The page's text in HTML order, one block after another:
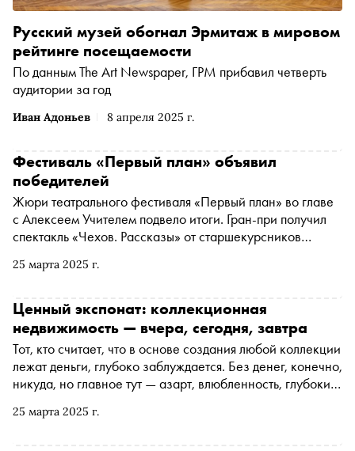
Иван Адоньев 8 апреля 2025 г.
Русский музей обогнал Эрмитаж в мировом
рейтинге посещаемости
По данным The Art Newspaper, ГРМ прибавил четверть
аудитории за год
25 марта 2025 г.
Фестиваль «Первый план» объявил
победителей
Жюри театрального фестиваля «Первый план» во главе
с Алексеем Учителем подвело итоги. Гран-при получил
спектакль «Чехов. Рассказы» от старшекурсников
25 марта 2025 г.
Ценный экспонат: коллекционная
недвижимость — вчера, сегодня, завтра
Тот, кто считает, что в основе создания любой коллекции
лежат деньги, глубоко заблуждается. Без денег, конечно,
никуда, но главное тут — азарт, влюбленность, глубокие
И если раньше речь шла о собирании предметов от